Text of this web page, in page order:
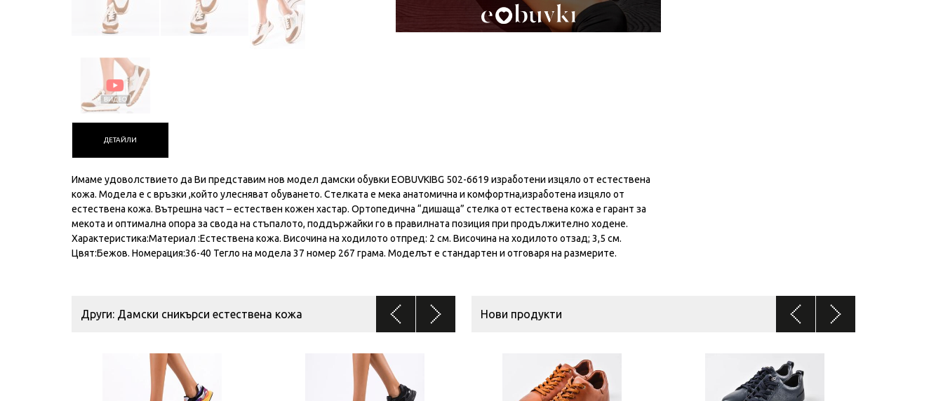
Имаме удоволствието да Ви представим нов модел дамски обувки EOBUVKIBG 502-6619 изработени изцяло от естествена
кожа. Модела е с връзки ,който улесняват обуването. Стелката е мека анатомична и комфортна,изработена изцяло от
естествена кожа. Вътрешна част – естествен кожен хастар. Ортопедична “дишаща” стелка от естествена кожа е гарант за
мекота и оптимална опора за свода на стъпалото, поддържайки го в правилната позиция при продължително ходене.
Характеристика:Материал :Естествена кожа. Височина на ходилото отпред: 2 см. Височина на ходилото отзад; 3,5 см.
Цвят:Бежов. Номерация:36-40 Тегло на модела 37 номер 267 грама. Моделът е стандартен и отговаря на размерите.
Други: Дамски сникърси естествена кожа Нови продукти